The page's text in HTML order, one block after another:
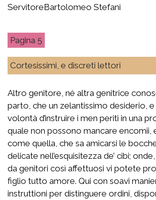
ServitoreBartolomeo Stefani
5
Cortesissimi, e discreti lettori
Altro genitore, né altra genitrice
parto, che un zelantissimo desiderio, e
volontà d’instruire i men periti in una
quale non possono mancare encomii,
come quella, che sa amicarsi le
delicate nell’esquisitezza de’ cibi;
da genitori così affettuosi vi potete
figlio tutto amore. Qui con soavi
instruttioni per distinguere ordini,